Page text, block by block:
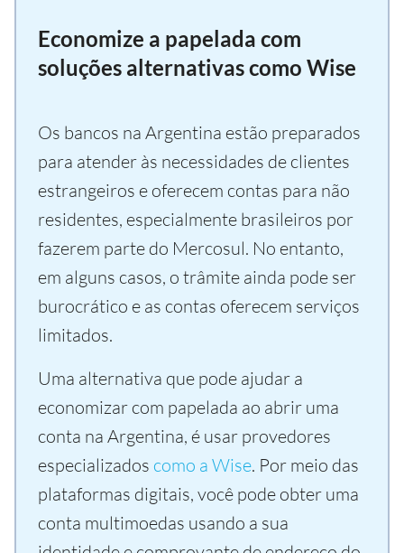
Economize a papelada com
soluções alternativas como Wise
Os bancos na Argentina estão preparados
para atender às necessidades de clientes
estrangeiros e oferecem contas para não
residentes, especialmente brasileiros por
fazerem parte do Mercosul. No entanto,
em alguns casos, o trâmite ainda pode ser
burocrático e as contas oferecem serviços
limitados.
Uma alternativa que pode ajudar a
economizar com papelada ao abrir uma
conta na Argentina, é usar provedores
especializados como a Wise. Por meio das
plataformas digitais, você pode obter uma
conta multimoedas usando a sua